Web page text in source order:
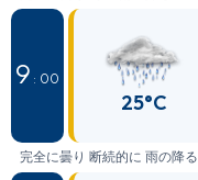
9 : 00
25°C
完全に曇り 断続的に 雨の降る